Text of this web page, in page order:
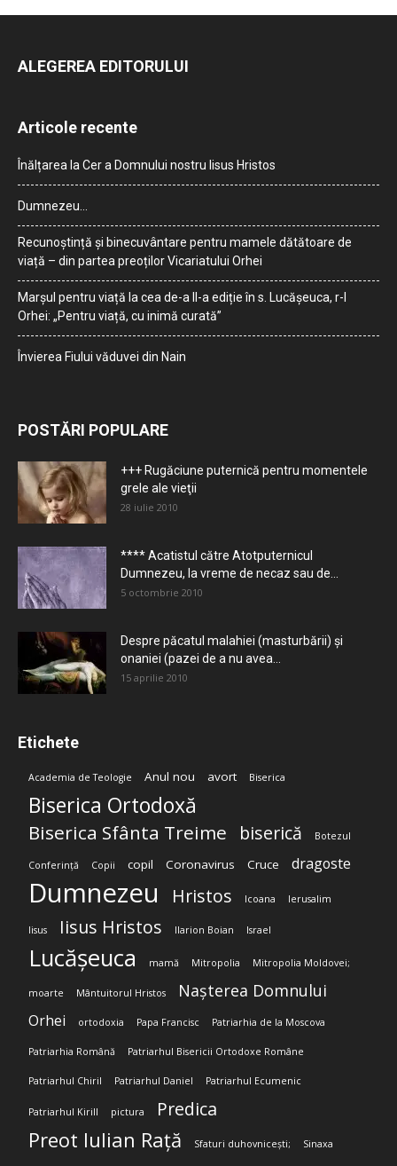
ALEGEREA EDITORULUI
Articole recente
Înălțarea la Cer a Domnului nostru Iisus Hristos
Dumnezeu…
Recunoștință și binecuvântare pentru mamele dătătoare de
viață – din partea preoților Vicariatului Orhei
Marșul pentru viață la cea de-a II-a ediție în s. Lucășeuca, r-l
Orhei: „Pentru viață, cu inimă curată”
Învierea Fiului văduvei din Nain
POSTĂRI POPULARE
+++ Rugăciune puternică pentru momentele
grele ale vieţii
28 iulie 2010
**** Acatistul către Atotputernicul
Dumnezeu, la vreme de necaz sau de...
5 octombrie 2010
Despre păcatul malahiei (masturbării) şi
onaniei (pazei de a nu avea...
15 aprilie 2010
Etichete
Academia de Teologie Anul nou avort Biserica
Biserica Ortodoxă
Biserica Sfânta Treime biserică Botezul
Conferință Copii copil Coronavirus Cruce dragoste
Dumnezeu Hristos Icoana Ierusalim
Iisus Iisus Hristos Ilarion Boian Israel
Lucășeuca mamă Mitropolia Mitropolia Moldovei;
moarte Mântuitorul Hristos Nașterea Domnului
Orhei ortodoxia Papa Francisc Patriarhia de la Moscova
Patriarhia Română Patriarhul Bisericii Ortodoxe Române
Patriarhul Chiril Patriarhul Daniel Patriarhul Ecumenic
Patriarhul Kirill pictura Predica
Preot Iulian Rață Sfaturi duhovnicești; Sinaxa